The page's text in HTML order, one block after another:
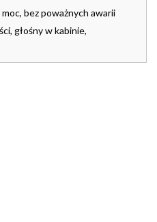
bez poważnych awarii
głośny w kabinie,